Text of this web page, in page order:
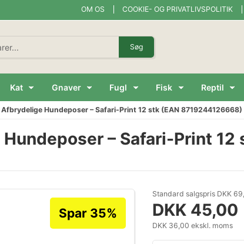
OM OS COOKIE- OG PRIVATLIVSPOLITIK
Søg
Kat Gnaver Fugl Fisk Reptil
Hundeposer – Safari-Print 12 stk (EAN 8719244126668)
– Safari-Print
Spar 35%
Standard salgspris DKK
DKK 45,00
DKK 36,00 ekskl. moms